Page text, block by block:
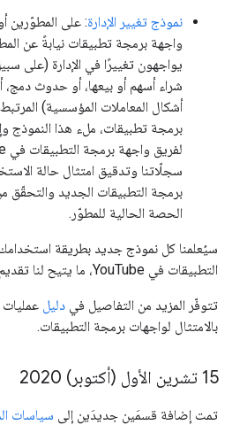
نموذج تغيير الإدارة: على المطوّرين
واجهة برمجة تطبيقات نيابةً عن
يواجهون تغييرًا في الإدارة (على
شراء أسهم أو بيعها، أو حدوث
أشكال المعاملات المؤسسية)
برمجة تطبيقات، ملء هذا النموذج
سجلّاتنا وتدقيق امتثال حالة
برمجة التطبيقات الجديد
الحصة الحالية للمطوّر.
سيُعلمنا كل نموذج جديد بطريقة
التطبيقات في YouTube، ما يتيح لنا تقديم المساعدة لك بشكل أفضل.
تتوفّر المزيد من التفاصيل في دليل عمليات
بالامتثال لواجهات برمجة التطبيقات.
‫15 تشرين الأول (أكتوبر) 2020
تمت إضافة قسمَين جديدَين إلى سياسات